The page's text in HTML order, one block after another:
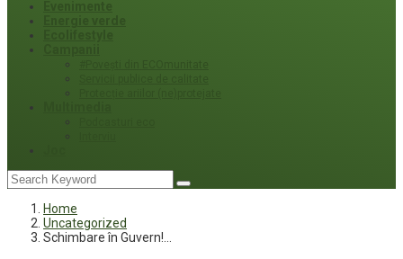
Home
Uncategorized
Schimbare în Guvern!…